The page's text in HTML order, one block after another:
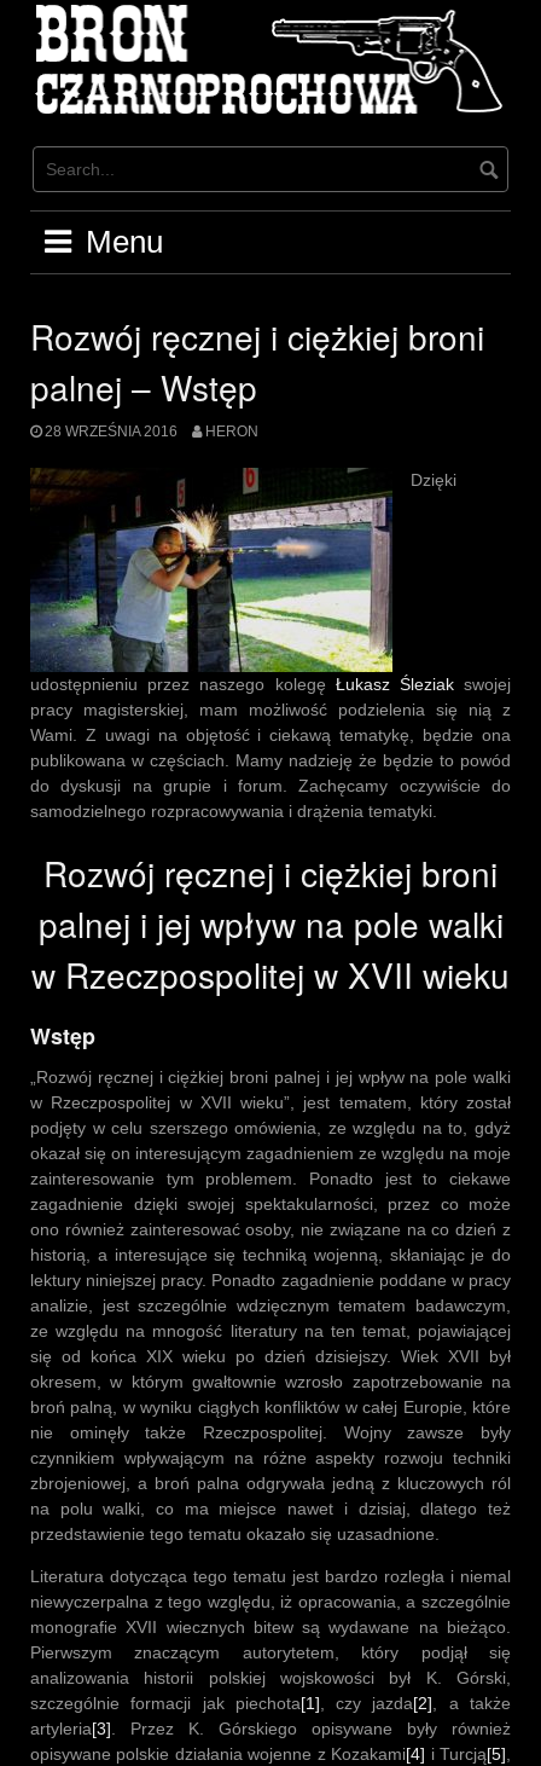
content
Menu
Rozwój ręcznej i ciężkiej broni
palnej – Wstęp
28 WRZEŚNIA 2016 HERON
Dzięki
udostępnieniu przez naszego kolegę Łukasz Śleziakswojej
pracy magisterskiej, mam możliwość podzielenia się nią z
Wami. Z uwagi na objętość i ciekawą tematykę, będzie ona
publikowana w częściach. Mamy nadzieję że będzie to powód
do dyskusji na grupie i forum. Zachęcamy oczywiście do
samodzielnego rozpracowywania i drążenia tematyki.
Rozwój ręcznej i ciężkiej broni
palnej i jej wpływ na pole walki
w Rzeczpospolitej w XVII wieku
Wstęp
„Rozwój ręcznej i ciężkiej broni palnej i jej wpływ na pole walki
w Rzeczpospolitej w XVII wieku”, jest tematem, który został
podjęty w celu szerszego omówienia, ze względu na to, gdyż
okazał się on interesującym zagadnieniem ze względu na moje
zainteresowanie tym problemem. Ponadto jest to ciekawe
zagadnienie dzięki swojej spektakularności, przez co może
ono również zainteresować osoby, nie związane na co dzień z
historią, a interesujące się techniką wojenną, skłaniając je do
lektury niniejszej pracy. Ponadto zagadnienie poddane w pracy
analizie, jest szczególnie wdzięcznym tematem badawczym,
ze względu na mnogość literatury na ten temat, pojawiającej
się od końca XIX wieku po dzień dzisiejszy. Wiek XVII był
okresem, w którym gwałtownie wzrosło zapotrzebowanie na
broń palną, w wyniku ciągłych konfliktów w całej Europie, które
nie ominęły także Rzeczpospolitej. Wojny zawsze były
czynnikiem wpływającym na różne aspekty rozwoju techniki
zbrojeniowej, a broń palna odgrywała jedną z kluczowych ról
na polu walki, co ma miejsce nawet i dzisiaj, dlatego też
przedstawienie tego tematu okazało się uzasadnione.
Literatura dotycząca tego tematu jest bardzo rozległa i niemal
niewyczerpalna z tego względu, iż opracowania, a szczególnie
monografie XVII wiecznych bitew są wydawane na bieżąco.
Pierwszym znaczącym autorytetem, który podjął się
analizowania historii polskiej wojskowości był K. Górski,
szczególnie formacji jak piechota[1] , czy jazda[2] , a także
artyleria[3] . Przez K. Górskiego opisywane były również
opisywane polskie działania wojenne z Kozakami[4] i Turcją[5]